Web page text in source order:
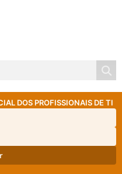
DOS PROFISSIONAIS DE TI